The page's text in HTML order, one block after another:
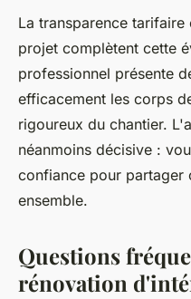
La transparence
projet complètent cette
professionnel présente
efficacement les corps
rigoureux du chantier.
néanmoins décisive :
confiance pour partager
ensemble.
Questions
rénovation